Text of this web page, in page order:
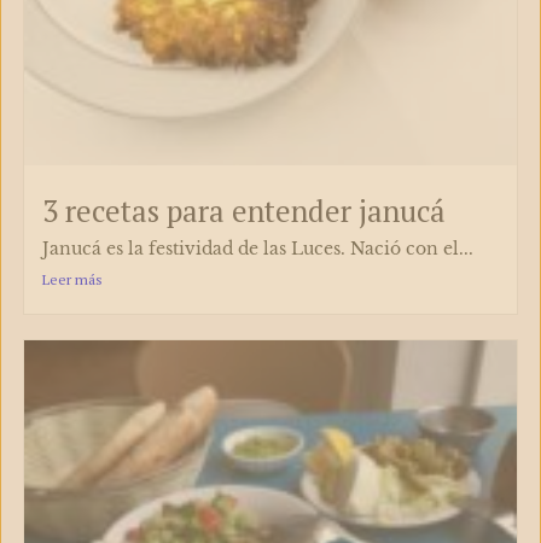
3 recetas para entender janucá
Janucá es la festividad de las Luces. Nació con el...
Leer más